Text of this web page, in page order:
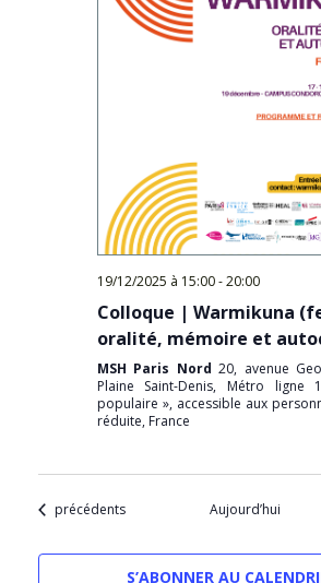
19/12/2025 à 15:00-20:00
Colloque | Warmikuna
oralité, mémoire et
MSH Paris Nord20, avenue
Plaine Saint-Denis, Métro
populaire », accessible aux
réduite, France
Évènements
précédents Aujourd’hui
S’ABONNER AU